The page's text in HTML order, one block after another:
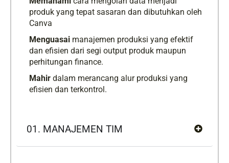
produk yang tepat sasaran dan dibutuhkan oleh
Canva
Menguasai manajemen produksi yang efektif
dan efisien dari segi output produk maupun
perhitungan finance.
Mahir dalam merancang alur produksi yang
efisien dan terkontrol.
01. MANAJEMEN TIM